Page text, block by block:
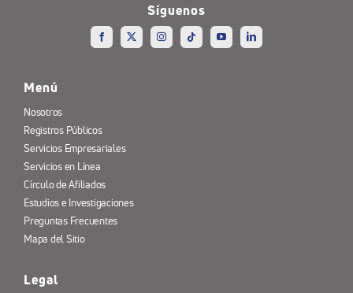
Síguenos
Menú
Nosotros
Registros Públicos
Servicios Empresariales
Servicios en Línea
Círculo de Afiliados
Estudios e Investigaciones
Preguntas Frecuentes
Mapa del Sitio
Legal